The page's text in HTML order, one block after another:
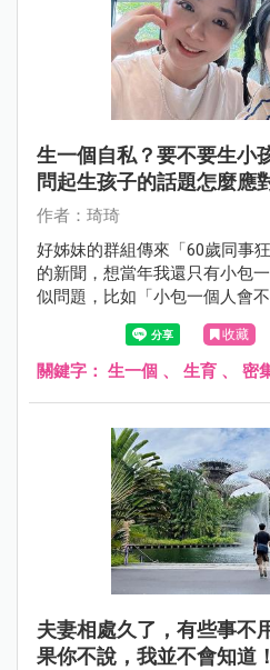
生一個自私？要不要生小
問起生孩子的話題怎麼應
作者：琦琦
好姊妹的群組傳來「60歲同事
的新聞，想當年我還只有小包
似問題，比如「小包一個人會
一個，兩個孩子恰恰好」，面
悉的人則知道生養小孩著實不易
收藏
關鍵字： 生一個 、 生育 、 密
夫妻相處久了，有些事不
果你不說，我並不會知道！